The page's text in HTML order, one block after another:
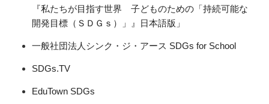
『私たちが目指す世界 子どものための「持続可能な
開発目標（ＳＤＧｓ）」』日本語版」
一般社団法人シンク・ジ・アース SDGs for School
SDGs.TV
EduTown SDGs